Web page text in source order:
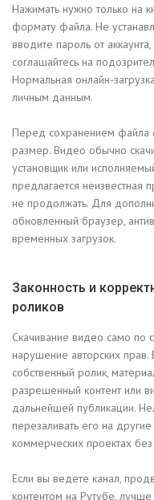
Нажимать нужно только на
формату файла. Не
вводите пароль от
соглашайтесь на
Нормальная онлайн-
личным данным.
Перед сохранением файла
размер. Видео обычно
установщик или
предлагается неизвестная
не продолжать. Для
обновленный браузер,
временных загрузок.
Законность и
роликов
Скачивание видео само по
нарушение авторских
собственный ролик,
разрешенный контент или
дальнейшей публикации.
перезаливать его на
коммерческих проектах
Если вы ведете канал,
контентом на Рутубе, лучше